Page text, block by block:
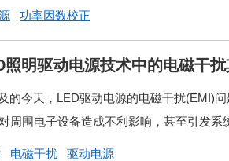
功率因数校正
照明驱动电源技术中的电磁干
的今天，LED驱动电源的电磁干扰(EMI)
周围电子设备造成不利影响，甚至引发
电磁干扰 驱动电源